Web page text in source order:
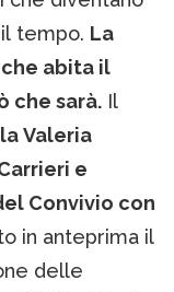
tempo. La
abita il
che sarà. Il
Valeria
e
Convivio con
in anteprima il
delle